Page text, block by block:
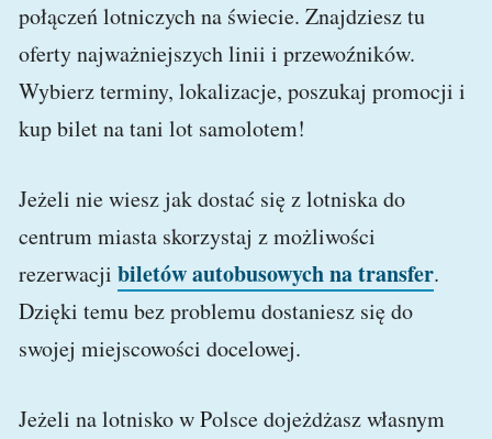
połączeń lotniczych na świecie. Znajdziesz tu
oferty najważniejszych linii i przewoźników.
Wybierz terminy, lokalizacje, poszukaj promocji i
kup bilet na tani lot samolotem!
Jeżeli nie wiesz jak dostać się z lotniska do
centrum miasta skorzystaj z możliwości
rezerwacji biletów autobusowych na transfer.
Dzięki temu bez problemu dostaniesz się do
swojej miejscowości docelowej.
Jeżeli na lotnisko w Polsce dojeżdżasz własnym